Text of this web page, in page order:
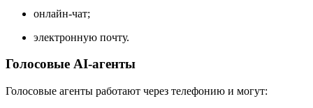
онлайн-чат;
электронную почту.
Голосовые AI-агенты
Голосовые агенты работают через телефонию и могут: